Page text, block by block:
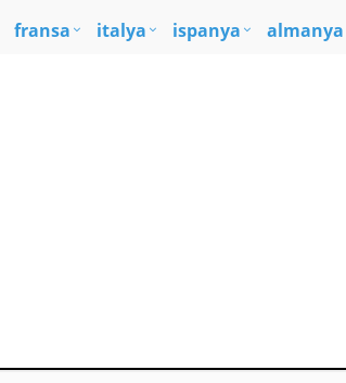
fransa italya ispanya almanya